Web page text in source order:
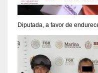
Diputada, a favor de